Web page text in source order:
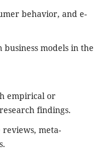
behavior, and e-
models in the
empirical or
findings.
reviews, meta-